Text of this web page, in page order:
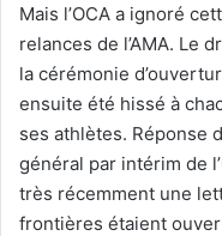
Mais l’OCA a ignoré
relances de l’AMA. Le
la cérémonie
ensuite été hissé à
ses athlètes. Réponse
général par intérim de
très récemment une
frontières étaient